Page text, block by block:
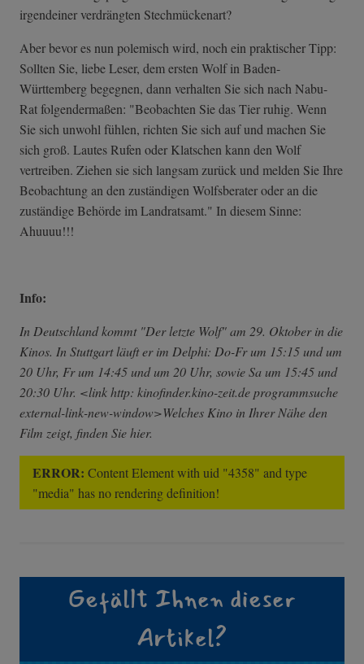
irgendeiner verdrängten Stechmückenart?
Aber bevor es nun polemisch wird, noch ein praktischer Tipp:
Sollten Sie, liebe Leser, dem ersten Wolf in Baden-
Württemberg begegnen, dann verhalten Sie sich nach Nabu-
Rat folgendermaßen: "Beobachten Sie das Tier ruhig. Wenn
Sie sich unwohl fühlen, richten Sie sich auf und machen Sie
sich groß. Lautes Rufen oder Klatschen kann den Wolf
vertreiben. Ziehen sie sich langsam zurück und melden Sie Ihre
Beobachtung an den zuständigen Wolfsberater oder an die
zuständige Behörde im Landratsamt." In diesem Sinne:
Ahuuuu!!!
Info:
In Deutschland kommt "Der letzte Wolf" am 29. Oktober in die
Kinos. In Stuttgart läuft er im Delphi: Do-Fr um 15:15 und um
20 Uhr, Fr um 14:45 und um 20 Uhr, sowie Sa um 15:45 und
20:30 Uhr. <link http: kinofinder.kino-zeit.de programmsuche
external-link-new-window>Welches Kino in Ihrer Nähe den
Film zeigt, finden Sie hier.
ERROR: Content Element with uid "4358" and type
"media" has no rendering definition!
Gefällt Ihnen dieser
Artikel?